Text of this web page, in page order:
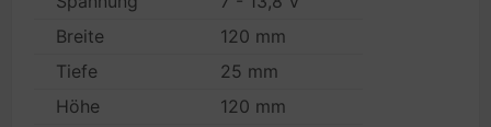
Breite
120 mm
Tiefe
25 mm
Höhe
120 mm